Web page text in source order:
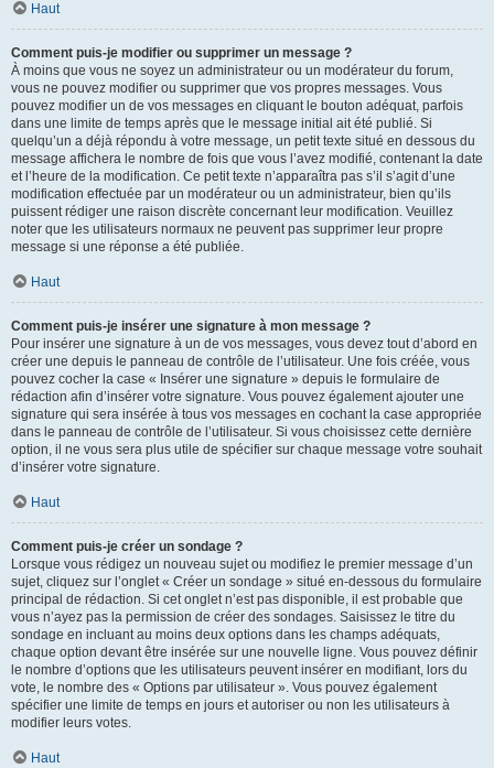
Haut
Comment puis-je modifier ou supprimer un message ?
À moins que vous ne soyez un administrateur ou un modérateur du forum,
vous ne pouvez modifier ou supprimer que vos propres messages. Vous
pouvez modifier un de vos messages en cliquant le bouton adéquat, parfois
dans une limite de temps après que le message initial ait été publié. Si
quelqu’un a déjà répondu à votre message, un petit texte situé en dessous du
message affichera le nombre de fois que vous l’avez modifié, contenant la date
et l’heure de la modification. Ce petit texte n’apparaîtra pas s’il s’agit d’une
modification effectuée par un modérateur ou un administrateur, bien qu’ils
puissent rédiger une raison discrète concernant leur modification. Veuillez
noter que les utilisateurs normaux ne peuvent pas supprimer leur propre
message si une réponse a été publiée.
Haut
Comment puis-je insérer une signature à mon message ?
Pour insérer une signature à un de vos messages, vous devez tout d’abord en
créer une depuis le panneau de contrôle de l’utilisateur. Une fois créée, vous
pouvez cocher la case « Insérer une signature » depuis le formulaire de
rédaction afin d’insérer votre signature. Vous pouvez également ajouter une
signature qui sera insérée à tous vos messages en cochant la case appropriée
dans le panneau de contrôle de l’utilisateur. Si vous choisissez cette dernière
option, il ne vous sera plus utile de spécifier sur chaque message votre souhait
d’insérer votre signature.
Haut
Comment puis-je créer un sondage ?
Lorsque vous rédigez un nouveau sujet ou modifiez le premier message d’un
sujet, cliquez sur l’onglet « Créer un sondage » situé en-dessous du formulaire
principal de rédaction. Si cet onglet n’est pas disponible, il est probable que
vous n’ayez pas la permission de créer des sondages. Saisissez le titre du
sondage en incluant au moins deux options dans les champs adéquats,
chaque option devant être insérée sur une nouvelle ligne. Vous pouvez définir
le nombre d’options que les utilisateurs peuvent insérer en modifiant, lors du
vote, le nombre des « Options par utilisateur ». Vous pouvez également
spécifier une limite de temps en jours et autoriser ou non les utilisateurs à
modifier leurs votes.
Haut